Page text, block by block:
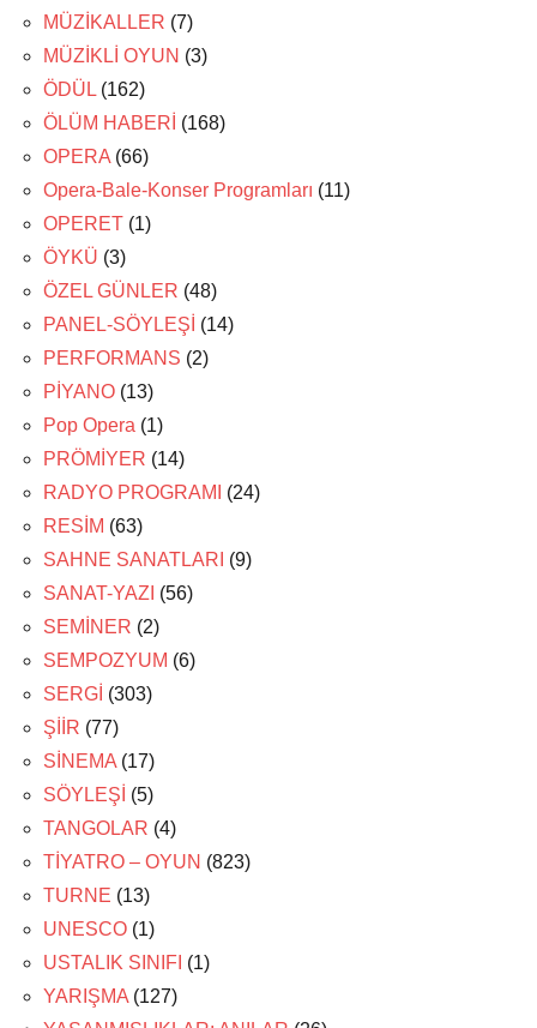
MÜZİKALLER (7)
MÜZİKLİ OYUN (3)
ÖDÜL (162)
ÖLÜM HABERİ (168)
OPERA (66)
Opera-Bale-Konser Programları (11)
OPERET (1)
ÖYKÜ (3)
ÖZEL GÜNLER (48)
PANEL-SÖYLEŞİ (14)
PERFORMANS (2)
PİYANO (13)
Pop Opera (1)
PRÖMİYER (14)
RADYO PROGRAMI
(24)
RESİM (63)
SAHNE SANATLARI (9)
SANAT-YAZI (56)
SEMİNER (2)
SEMPOZYUM (6)
SERGİ (303)
ŞİİR (77)
SİNEMA (17)
SÖYLEŞİ (5)
TANGOLAR (4)
TİYATRO – OYUN (823)
TURNE (13)
UNESCO (1)
USTALIK SINIFI (1)
YARIŞMA (127)